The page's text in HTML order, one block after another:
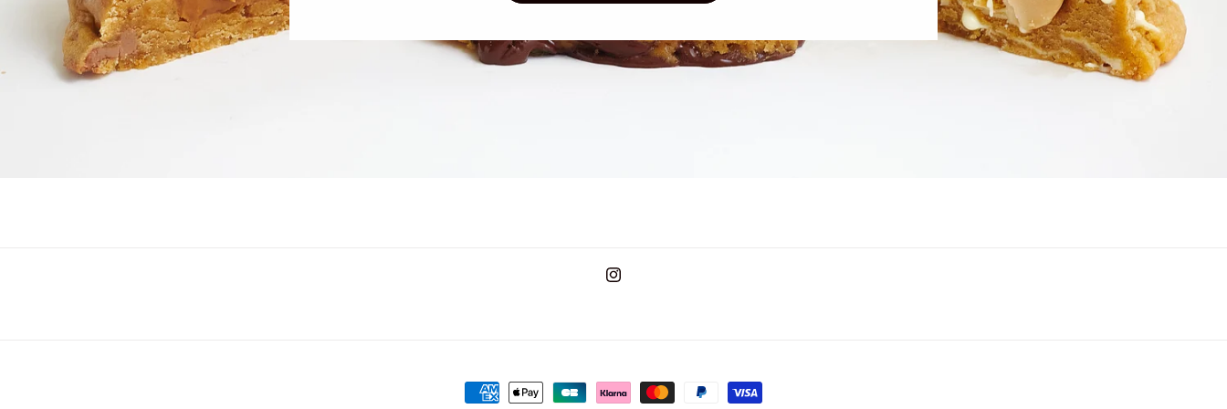
Instagram
Moyens